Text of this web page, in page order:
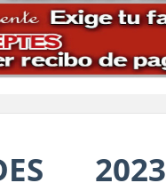
2023